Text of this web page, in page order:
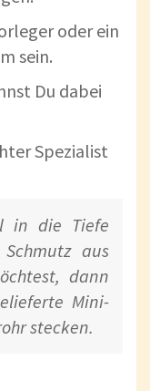
oder ein
sein.
Du dabei
Spezialist
in die Tiefe
aus
dann
Mini-
stecken.